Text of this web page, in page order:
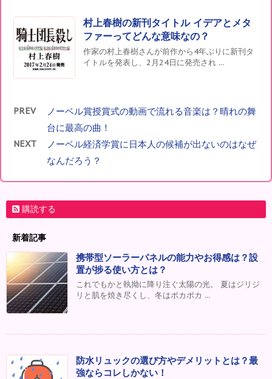
村上春樹の新刊タイトル イデアとメタ
ファーってどんな意味なの？
作家の村上春樹さんが前作から4年ぶりに新刊タ
イトルを発表し、2月24日に発売され ...
PREV
ノーベル賞授賞式の動画で流れる音楽は？晴れの舞
台に最高の曲！
NEXT
ノーベル経済学賞に日本人の候補が出ないのはなぜ
なんだろう？
購読する
新着記事
携帯型ソーラーパネルの能力やお得感は？設
置が捗る使い方とは？
これでもかと執拗に降り注ぐ太陽の光。 夏はジリジ
リと肌を焼き尽くし、冬はポカポカ ...
防水リュックの選び方やデメリットとは？最
強ならコレしかない！